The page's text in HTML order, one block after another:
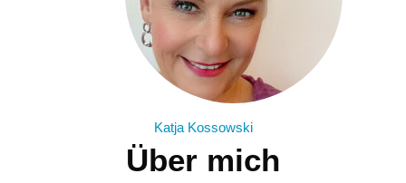
Katja Kossowski
Über mich